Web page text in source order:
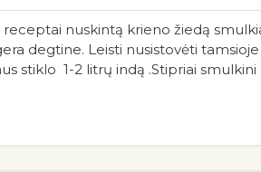
nuskintą krieno žiedą
degtine. Leisti nusistovėti
stiklo 1-2 litrų indą .Stipriai